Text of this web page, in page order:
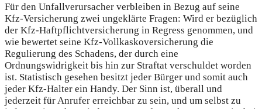
Für den Unfallverursacher verbleiben in Bezug auf seine
Kfz-Versicherung zwei ungeklärte Fragen: Wird er bezüglich
der Kfz-Haftpflichtversicherung in Regress genommen, und
wie bewertet seine Kfz-Vollkaskoversicherung die
Regulierung des Schadens, der durch eine
Ordnungswidrigkeit bis hin zur Straftat verschuldet worden
ist. Statistisch gesehen besitzt jeder Bürger und somit auch
jeder Kfz-Halter ein Handy. Der Sinn ist, überall und
jederzeit für Anrufer erreichbar zu sein, und um selbst zu